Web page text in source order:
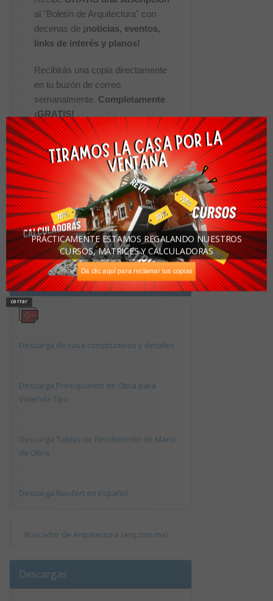
al "Boletín de Arquitectura" con
decenas de ¡noticias, eventos,
links de interés y planos!
Recibirás una copia directamente
en tu buzón de correo
semanalmente. Completamente
¡GRATIS!
Nombre:
Apellidos:
Correo Electrónico:
Descargas Recomendadas
Descarga de casa constructivos y detalles
Descarga Presupuesto de Obra para
Vivienda Tipo
Descarga Tablas de Rendimiento de Mano
de Obra
Descarga Neufert en Español
Buscador de Arquitectura (arq.com.mx)
Descargas
cerrar
Da clic aquí para reclamar tus copias
PRÁCTICAMENTE ESTAMOS REGALANDO NUESTROS
CURSOS, MATRICES Y CALCULADORAS